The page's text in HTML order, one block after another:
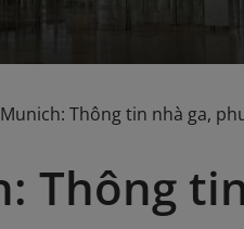
Thông tin nhà ga,
Thông